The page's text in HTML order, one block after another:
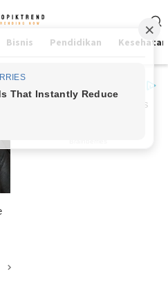
Bisnis Pendidikan Kesehatan